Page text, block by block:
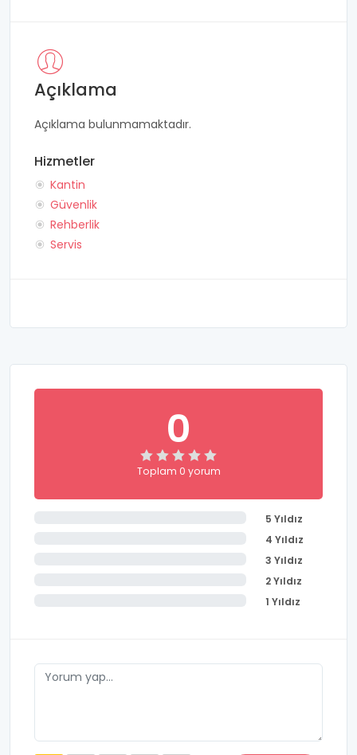
Açıklama
Açıklama bulunmamaktadır.
Hizmetler
Kantin
Güvenlik
Rehberlik
Servis
0
Toplam 0 yorum
5 Yıldız
4 Yıldız
3 Yıldız
2 Yıldız
1 Yıldız